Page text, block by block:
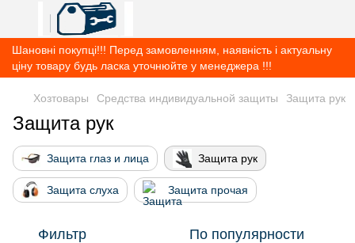
Шановні покупці!!! Перед замовленням, наявність і актуальну
ціну товару будь ласка уточнюйте у менеджера !!!
Хозтовары Средства индивидуальной защиты Защита рук
Защита рук
Защита глаз и лица Защита рук
Защита слуха Защита прочая
Фильтр По популярности